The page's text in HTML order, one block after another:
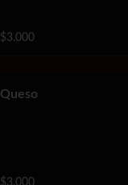
$3.000
Queso
$3.000